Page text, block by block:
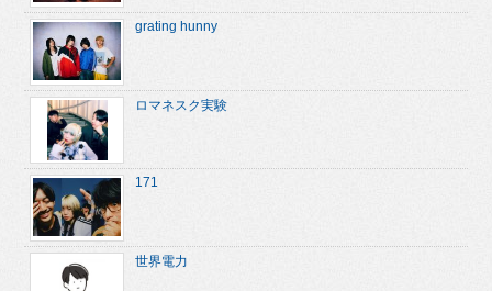
grating hunny
ロマネスク実験
171
世界電力